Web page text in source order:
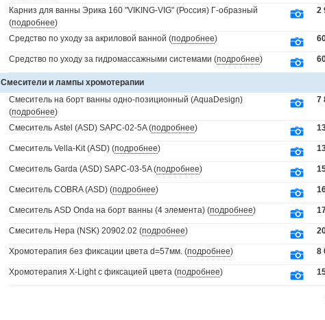
Карниз для ванны Эрика 160 "VIKING-VIG" (Россия) Г-образный
(подробнее)
2
Средство по уходу за акриловой ванной (подробнее)
Средство по уходу за гидромассажными системами (подробнее)
Смесители и лампы хромотерапии
Смеситель на борт ванны одно-позиционный (AquaDesign)
(подробнее)
7
Смеситель Astel (ASD) SAPC-02-5A (подробнее)
Смеситель Vella-Kit (ASD) (подробнее)
Смеситель Garda (ASD) SAPC-03-5A (подробнее)
Смеситель COBRA (ASD) (подробнее)
Смеситель ASD Onda на борт ванны (4 элемента) (подробнее)
Смеситель Нера (NSK) 20902.02 (подробнее)
Хромотерапия без фиксации цвета d=57мм. (подробнее) 8
Хромотерапия X-Light с фиксацией цвета (подробнее)